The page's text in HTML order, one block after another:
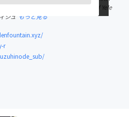
クリエイターです。 現在、「Witch of Yele
ジュ もっと見る
r